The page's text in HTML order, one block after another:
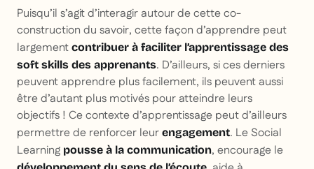
Puisqu’il s’agit d’interagir autour de cette co-
construction du savoir, cette façon d’apprendre peut
largement contribuer à faciliter l’apprentissage des
soft skills des apprenants. D’ailleurs, si ces derniers
peuvent apprendre plus facilement, ils peuvent aussi
être d’autant plus motivés pour atteindre leurs
objectifs ! Ce contexte d’apprentissage peut d’ailleurs
permettre de renforcer leur engagement. Le Social
Learning pousse à la communication, encourage le